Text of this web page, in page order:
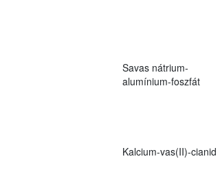
Savas nátrium-
alumínium-foszfát
Kalcium-vas(II)-cianid